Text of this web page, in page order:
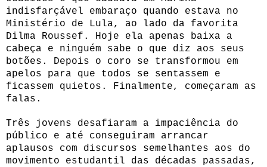
indisfarçável embaraço quando estava no
Ministério de Lula, ao lado da favorita
Dilma Roussef. Hoje ela apenas baixa a
cabeça e ninguém sabe o que diz aos seus
botões. Depois o coro se transformou em
apelos para que todos se sentassem e
ficassem quietos. Finalmente, começaram as
falas.
Três jovens desafiaram a impaciência do
público e até conseguiram arrancar
aplausos com discursos semelhantes aos do
movimento estudantil das décadas passadas,